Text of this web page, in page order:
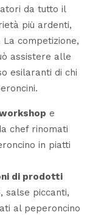
da tutto il
più ardenti,
competizione,
assistere alle
esilaranti di chi
e
chef rinomati
in piatti
di prodotti
salse piccanti,
al peperoncino